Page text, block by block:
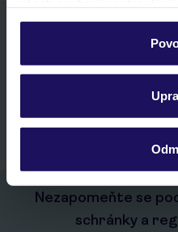
personalizovat v sekci
Podrobné informace o
ochrany osobních údajů.
rychlé vyhledávání a
seznam oblíbených
historie vyhledávání a
kontakt s TUI a všechny
Nezapomeňte se
schránky a